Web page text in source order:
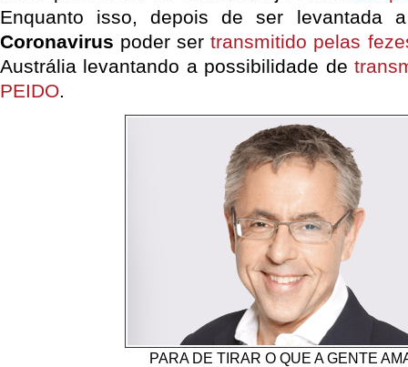
Enquanto isso, depois de ser levantada
Coronavirus poder sertransmitido pelas
Austrália levantando a possibilidade de
PEIDO.
PARA DE TIRAR O QUE A GENTE